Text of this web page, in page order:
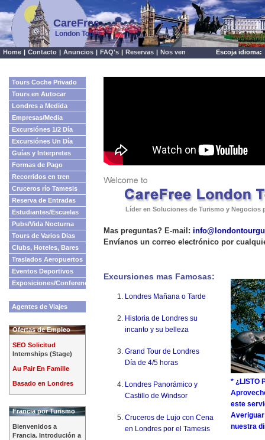
CareFree
London Tours
Líder en Soluciones de Turismo y Negocios
Mas preguntas? E-mail:
Envíanos un correo electrónico por
Excursiones mas Famosas:
Londres Mañana o Tarde
Historia de Londres su
incanto y su belleza
Grand Tour de Londres
Día de 4/5 horas
Londres Panorámico y
Castillo de Windsor
Cruceros de Lujo con Cena
en Londres por el Tamesis
* ¿LISTO
este
nuestra
Home | Contacto | Anuncios | FAQ's | Reservas | Nos ven Escoja idioma:
Tours Coche Privado
Tours en Autocar
Londres a Medida
Empresas/Media
Excursiónes 1/2 Día
Excursiónes Un Día
Guías y Interpretes
Formas de Pago
Recorridos en tren
Cruceros río Tamesis
Reserva de Entradas
Estudiantes/Escuelas
Pubs/Vida Nocturna
Tours de Varios Dias
Clubs, Hoteles, Bares
Traslados Aeropuertos
Eventos Deportivos
Exposiciones/Conferencias
Agentes de Viajes
Ofertas de Empleo
SEO Solicitud
Internships (Stage)
Au Pair En Famille
Basado en Londres
Francia por Turismo
Bienvenidos a
Francia. Introdución a